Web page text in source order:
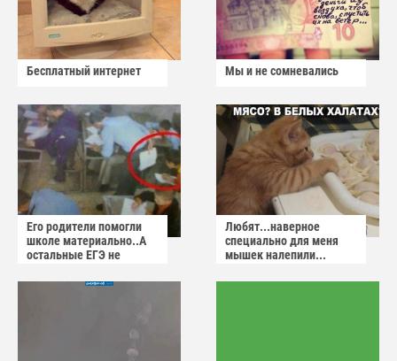
Бесплатный интернет Мы и не сомневались
Его родители помогли
школе материально..А
остальные ЕГЭ не
Любят...наверное
специально для меня
мышек налепили...